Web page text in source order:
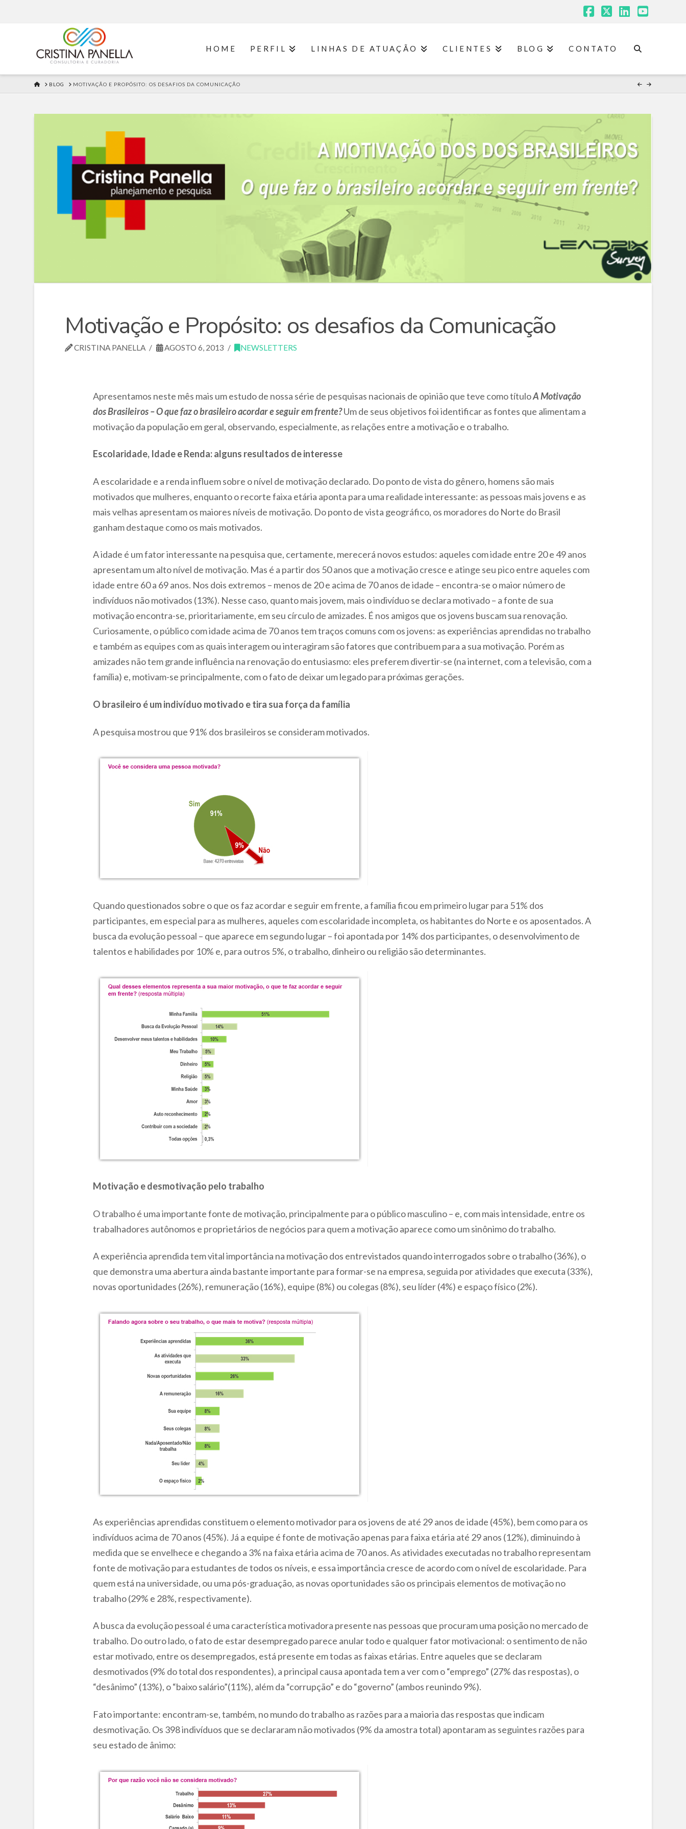
HOME PERFIL LINHAS DE ATUAÇÃO CLIENTES BLOG CONTATO
HOME
BLOG MOTIVAÇÃO E PROPÓSITO: OS DESAFIOS DA COMUNICAÇÃO
Motivação e Propósito: os desafios da Comunicação
CRISTINA PANELLA AGOSTO 6, 2013 NEWSLETTERS
Apresentamos neste mês mais um estudo de nossa série de pesquisas nacionais de opinião que teve como títuloA Motivação
dos Brasileiros – O que faz o brasileiro acordar e seguir em frente?Um de seus objetivos foi identificar as fontes que alimentam a
motivação da população em geral, observando, especialmente, as relações entre a motivação e o trabalho.
Escolaridade, Idade e Renda: alguns resultados de interesse
A escolaridade e a renda influem sobre o nível de motivação declarado. Do ponto de vista do gênero, homens são mais
motivados que mulheres, enquanto o recorte faixa etária aponta para uma realidade interessante: as pessoas mais jovens e as
mais velhas apresentam os maiores níveis de motivação. Do ponto de vista geográfico, os moradores do Norte do Brasil
ganham destaque como os mais motivados.
A idade é um fator interessante na pesquisa que, certamente, merecerá novos estudos: aqueles com idade entre 20 e 49 anos
apresentam um alto nível de motivação. Mas é a partir dos 50 anos que a motivação cresce e atinge seu pico entre aqueles com
idade entre 60 a 69 anos. Nos dois extremos – menos de 20 e acima de 70 anos de idade – encontra-se o maior número de
indivíduos não motivados (13%). Nesse caso, quanto mais jovem, mais o indivíduo se declara motivado – a fonte de sua
motivação encontra-se, prioritariamente, em seu círculo de amizades. É nos amigos que os jovens buscam sua renovação.
Curiosamente, o público com idade acima de 70 anos tem traços comuns com os jovens: as experiências aprendidas no trabalho
e também as equipes com as quais interagem ou interagiram são fatores que contribuem para a sua motivação. Porém as
amizades não tem grande influência na renovação do entusiasmo: eles preferem divertir-se (na internet, com a televisão, com a
família) e, motivam-se principalmente, com o fato de deixar um legado para próximas gerações.
O brasileiro é um indivíduo motivado e tira sua força da família
A pesquisa mostrou que 91% dos brasileiros se consideram motivados.
Quando questionados sobre o que os faz acordar e seguir em frente, a família ficou em primeiro lugar para 51% dos
participantes, em especial para as mulheres, aqueles com escolaridade incompleta, os habitantes do Norte e os aposentados. A
busca da evolução pessoal – que aparece em segundo lugar – foi apontada por 14% dos participantes, o desenvolvimento de
talentos e habilidades por 10% e, para outros 5%, o trabalho, dinheiro ou religião são determinantes.
Motivação e desmotivação pelo trabalho
O trabalho é uma importante fonte de motivação, principalmente para o público masculino – e, com mais intensidade, entre os
trabalhadores autônomos e proprietários de negócios para quem a motivação aparece como um sinônimo do trabalho.
A experiência aprendida tem vital importância na motivação dos entrevistados quando interrogados sobre o trabalho (36%), o
que demonstra uma abertura ainda bastante importante para formar-se na empresa, seguida por atividades que executa (33%),
novas oportunidades (26%), remuneração (16%), equipe (8%) ou colegas (8%), seu líder (4%) e espaço físico (2%).
As experiências aprendidas constituem o elemento motivador para os jovens de até 29 anos de idade (45%), bem como para os
indivíduos acima de 70 anos (45%). Já a equipe é fonte de motivação apenas para faixa etária até 29 anos (12%), diminuindo à
medida que se envelhece e chegando a 3% na faixa etária acima de 70 anos. As atividades executadas no trabalho representam
fonte de motivação para estudantes de todos os níveis, e essa importância cresce de acordo com o nível de escolaridade. Para
quem está na universidade, ou uma pós-graduação, as novas oportunidades são os principais elementos de motivação no
trabalho (29% e 28%, respectivamente).
A busca da evolução pessoal é uma característica motivadora presente nas pessoas que procuram uma posição no mercado de
trabalho. Do outro lado, o fato de estar desempregado parece anular todo e qualquer fator motivacional: o sentimento de não
estar motivado, entre os desempregados, está presente em todas as faixas etárias. Entre aqueles que se declaram
desmotivados (9% do total dos respondentes), a principal causa apontada tem a ver com o “emprego” (27% das respostas), o
“desânimo” (13%), o “baixo salário”(11%), além da “corrupção” e do “governo” (ambos reunindo 9%).
Fato importante: encontram-se, também, no mundo do trabalho as razões para a maioria das respostas que indicam
desmotivação. Os 398 indivíduos que se declararam não motivados (9% da amostra total) apontaram as seguintes razões para
seu estado de ânimo: